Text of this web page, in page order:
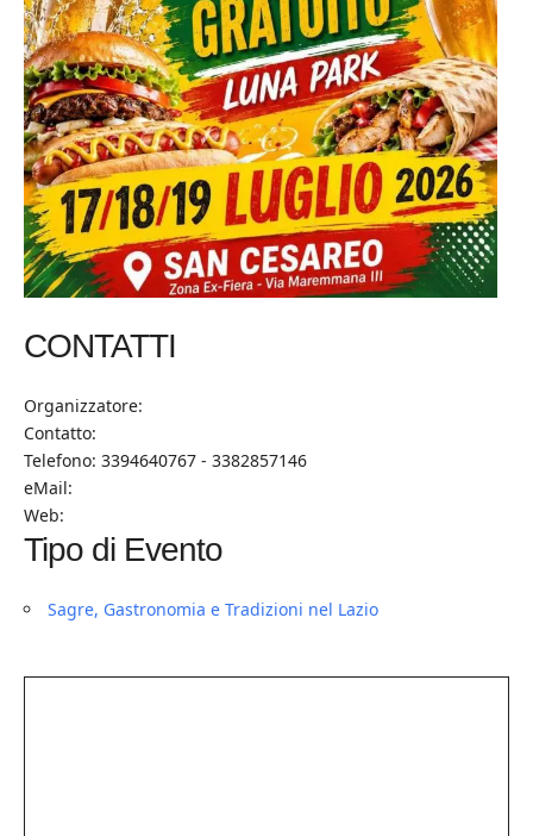
CONTATTI
Organizzatore:
Contatto:
Telefono: 3394640767 - 3382857146
eMail:
Web:
Tipo di Evento
Sagre, Gastronomia e Tradizioni nel Lazio